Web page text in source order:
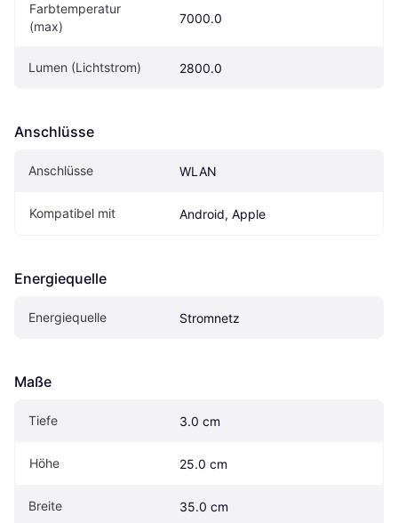
Farbtemperatur
(max)
7000.0
Lumen (Lichtstrom) 2800.0
Anschlüsse
Anschlüsse WLAN
Kompatibel mit Android, Apple
Energiequelle
Energiequelle Stromnetz
Maße
Tiefe 3.0 cm
Höhe 25.0 cm
Breite 35.0 cm